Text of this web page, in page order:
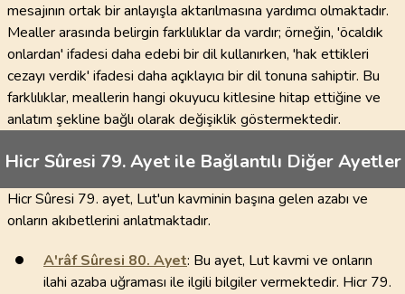
mesajının ortak bir anlayışla aktarılmasına yardımcı olmaktadır.
Mealler arasında belirgin farklılıklar da vardır; örneğin, 'öcaldık
onlardan' ifadesi daha edebi bir dil kullanırken, 'hak ettikleri
cezayı verdik' ifadesi daha açıklayıcı bir dil tonuna sahiptir. Bu
farklılıklar, meallerin hangi okuyucu kitlesine hitap ettiğine ve
anlatım şekline bağlı olarak değişiklik göstermektedir.
Hicr Sûresi 79. Ayet ile Bağlantılı Diğer Ayetler
Hicr Sûresi 79. ayet, Lut'un kavminin başına gelen azabı ve
onların akıbetlerini anlatmaktadır.
A'râf Sûresi 80. Ayet: Bu ayet, Lut kavmi ve onların
ilahi azaba uğraması ile ilgili bilgiler vermektedir. Hicr 79.